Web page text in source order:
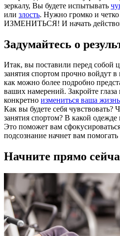
зеркалу, Вы будете испытывать
или злость. Нужно громко и
ИЗМЕНИТЬСЯ! И начать
Задумайтесь о
Итак, вы поставили перед собой
занятия спортом прочно войдут
как можно более подробно
ваших намерений. Закройте глаза
конкретно измениться ваша жизнь
Как вы будете себя чувствовать?
занятия спортом? В какой одежде
Это поможет вам
подсознание начнет вам
Начните прямо